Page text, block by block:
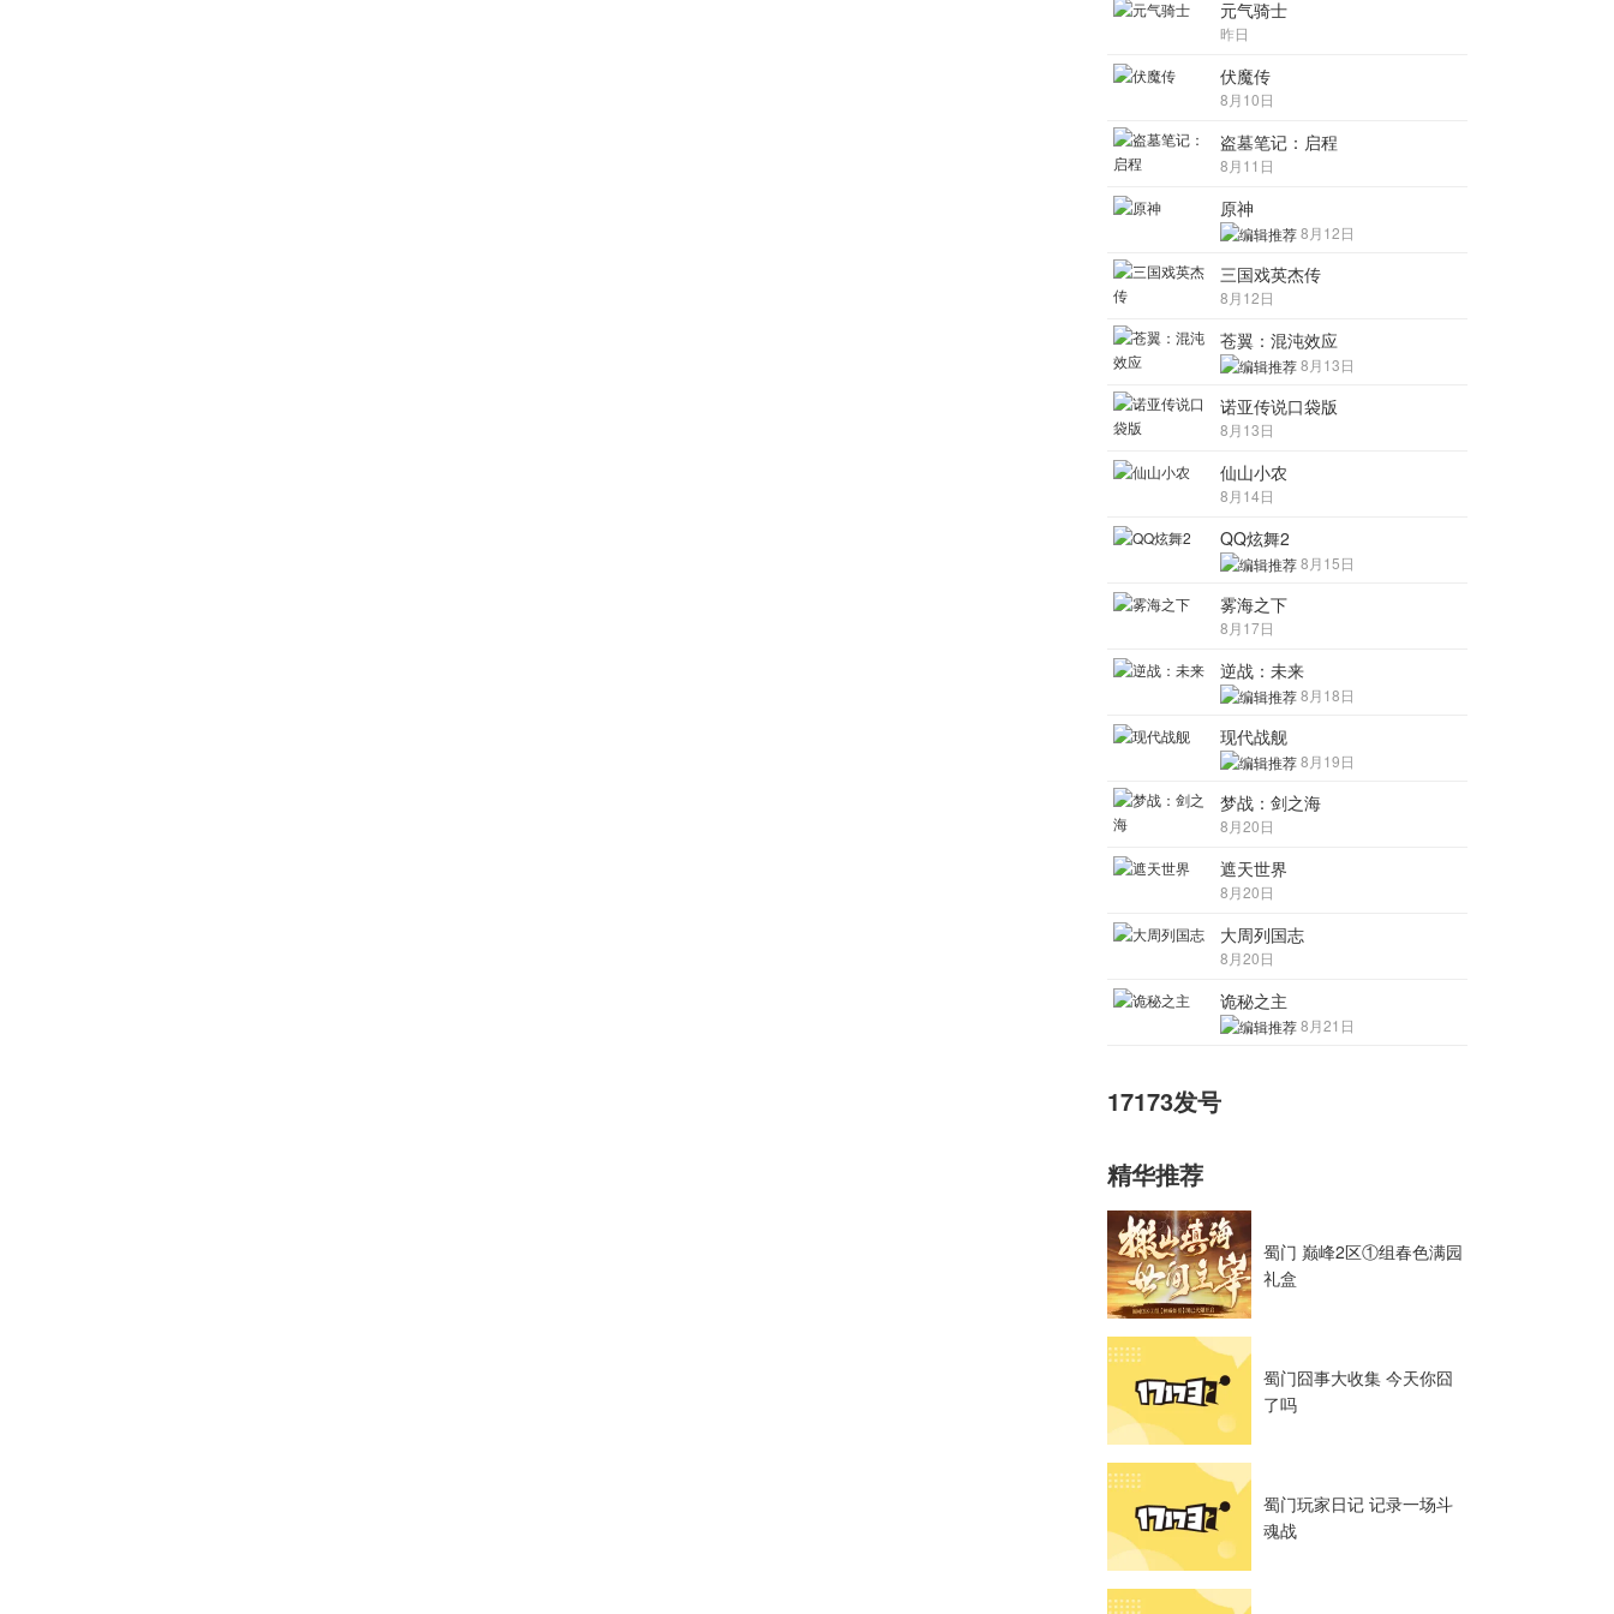
元气骑士
昨日
伏魔传
8月10日
盗墓笔记：启程
8月11日
原神
8月12日
三国戏英杰传
8月12日
苍翼：混沌效应
8月13日
诺亚传说口袋版
8月13日
仙山小农
8月14日
QQ炫舞2
8月15日
雾海之下
8月17日
逆战：未来
8月18日
现代战舰
8月19日
梦战：剑之海
8月20日
遮天世界
8月20日
大周列国志
8月20日
诡秘之主
8月21日
17173发号
精华推荐
蜀门 巅峰2区①组春色满园
礼盒
蜀门囧事大收集 今天你囧
了吗
蜀门玩家日记 记录一场斗
魂战